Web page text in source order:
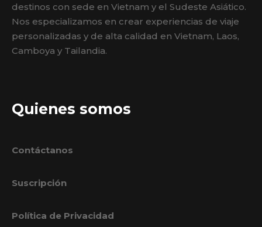
destinos con sede en Vietnam y el Sudeste Asiático.
Nos especializamos en crear experiencias de viaje
personalizadas y de alta calidad en Vietnam, Laos,
Camboya y Tailandia.
Quienes somos
Contáctanos
Suscripción
Política de Privacidad